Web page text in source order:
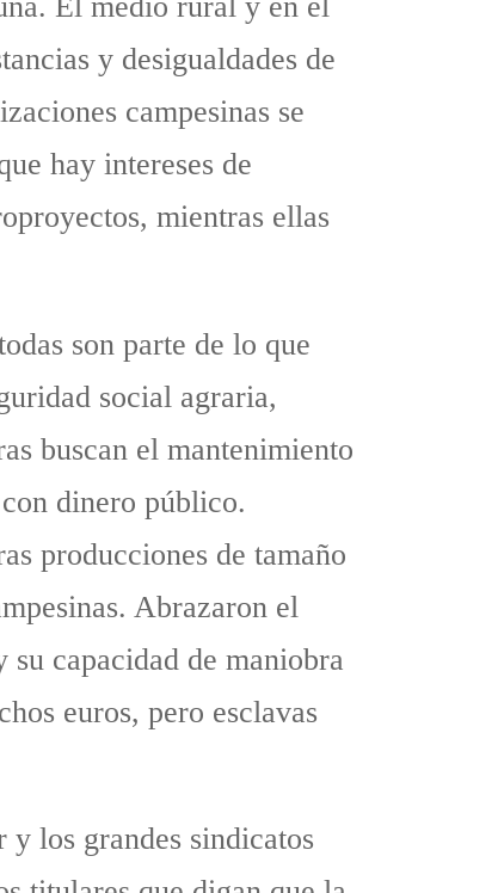
y desigualdades de
campesinas se
hay intereses de
mientras ellas
son parte de lo que
social agraria,
buscan el mantenimiento
dinero público.
producciones de tamaño
Abrazaron el
capacidad de maniobra
euros, pero esclavas
y los grandes sindicatos